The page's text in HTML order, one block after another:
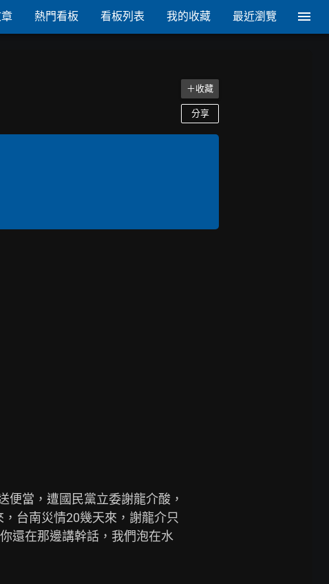
熱門看板 看板列表 我的收藏 最近瀏覽
＋收藏
分享
當，遭國民黨立委謝龍介酸，
台南災情20幾天來，謝龍介只
還在那邊講幹話，我們泡在水